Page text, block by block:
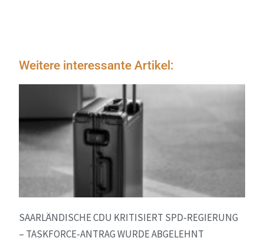
Weitere interessante Artikel:
SAARLÄNDISCHE CDU KRITISIERT SPD-REGIERUNG
– TASKFORCE-ANTRAG WURDE ABGELEHNT